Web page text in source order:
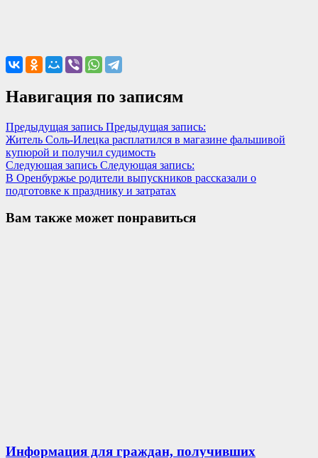
Навигация по записям
Предыдущая запись Предыдущая запись:
Житель Соль-Илецка расплатился в магазине фальшивой
купюрой и получил судимость
Следующая запись Следующая запись:
В Оренбуржье родители выпускников рассказали о
подготовке к празднику и затратах
Вам также может понравиться
Информация для граждан, получивших